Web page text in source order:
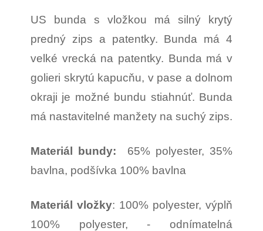
US bunda s vložkou má silný krytý
predný zips a patentky. Bunda má 4
velké vrecká na patentky. Bunda má v
golieri skrytú kapucňu, v pase a dolnom
okraji je možné bundu stiahnúť. Bunda
má nastavitelné manžety na suchý zips.
Materiál bundy: 65% polyester, 35%
bavlna, podšívka 100% bavlna
Materiál vložky: 100% polyester, výplň
100% polyester, - odnímatelná